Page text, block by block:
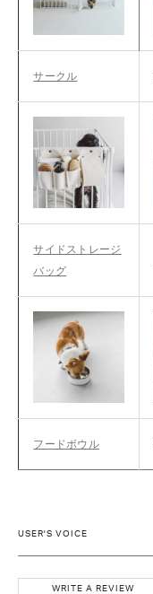
サークル
サイドストレージ
バッグ
フードボウル
USER'S VOICE
WRITE A REVIEW